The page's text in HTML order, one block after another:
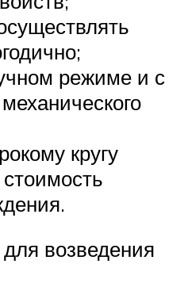
режиме и с
кругу
возведения